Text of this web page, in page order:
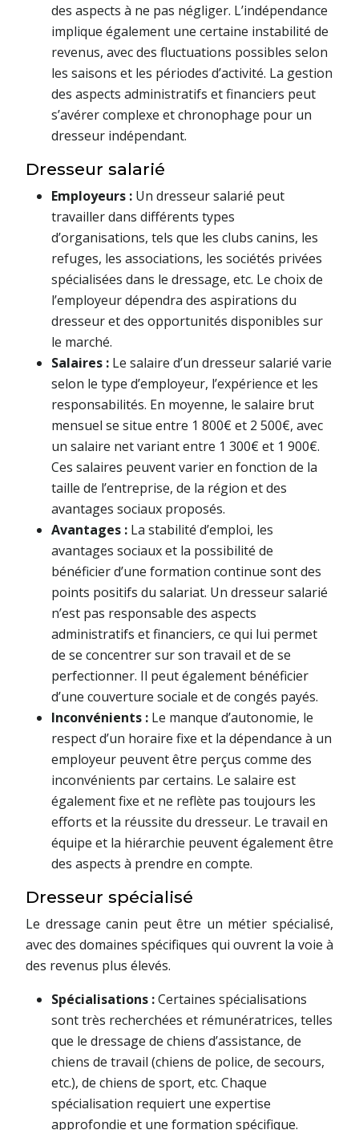
des aspects à ne pas négliger. L’indépendance
implique également une certaine instabilité de
revenus, avec des fluctuations possibles selon
les saisons et les périodes d’activité. La gestion
des aspects administratifs et financiers peut
s’avérer complexe et chronophage pour un
dresseur indépendant.
Dresseur salarié
Employeurs : Un dresseur salarié peut
travailler dans différents types
d’organisations, tels que les clubs canins, les
refuges, les associations, les sociétés privées
spécialisées dans le dressage, etc. Le choix de
l’employeur dépendra des aspirations du
dresseur et des opportunités disponibles sur
le marché.
Salaires : Le salaire d’un dresseur salarié varie
selon le type d’employeur, l’expérience et les
responsabilités. En moyenne, le salaire brut
mensuel se situe entre 1 800€ et 2 500€, avec
un salaire net variant entre 1 300€ et 1 900€.
Ces salaires peuvent varier en fonction de la
taille de l’entreprise, de la région et des
avantages sociaux proposés.
Avantages : La stabilité d’emploi, les
avantages sociaux et la possibilité de
bénéficier d’une formation continue sont des
points positifs du salariat. Un dresseur salarié
n’est pas responsable des aspects
administratifs et financiers, ce qui lui permet
de se concentrer sur son travail et de se
perfectionner. Il peut également bénéficier
d’une couverture sociale et de congés payés.
Inconvénients : Le manque d’autonomie, le
respect d’un horaire fixe et la dépendance à un
employeur peuvent être perçus comme des
inconvénients par certains. Le salaire est
également fixe et ne reflète pas toujours les
efforts et la réussite du dresseur. Le travail en
équipe et la hiérarchie peuvent également être
des aspects à prendre en compte.
Dresseur spécialisé
Le dressage canin peut être un métier spécialisé,
avec des domaines spécifiques qui ouvrent la voie à
des revenus plus élevés.
Spécialisations :Certaines spécialisations
sont très recherchées et rémunératrices, telles
que le dressage de chiens d’assistance, de
chiens de travail (chiens de police, de secours,
etc.), de chiens de sport, etc. Chaque
spécialisation requiert une expertise
approfondie et une formation spécifique.